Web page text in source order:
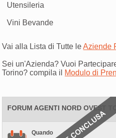
Utensileria
Vini Bevande
Vai alla Lista di Tutte leAziende
Sei un'Azienda? Vuoi
Torino? compila il Modulo di
FORUM AGENTI NORD OVEST
Quando